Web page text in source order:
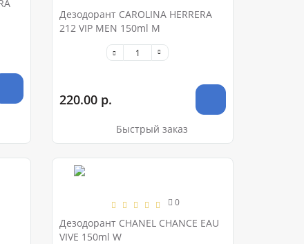
Дезодорант CAROLINA HERRERA
212 VIP MEN 150ml M
220.00 р.
Быстрый заказ
0
Дезодорант CHANEL CHANCE EAU
VIVE 150ml W